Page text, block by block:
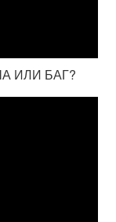
ИЛИ БАГ?